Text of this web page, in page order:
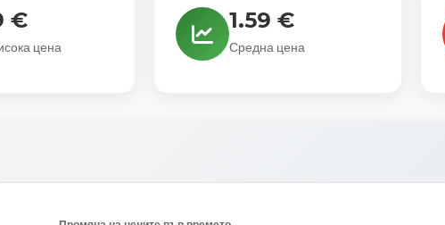
€
цена
1.59 €
Средна цена